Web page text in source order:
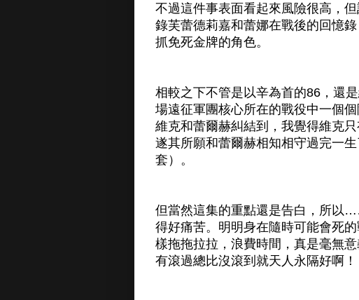
不過這件事表面看起來風險很高，
錄芙蕾德莉嘉和蕾娜在戰後的回憶
抓免死金牌的角色。
相較之下不管是以辛為首的86，還
場遠征軍團核心所在的戰役中一個
維克和蕾爾赫糾結到，我覺得維克
遂其所願和蕾爾赫相知相守過完一
套）。
但當然這集的重點還是告白，所以
得好痛苦。明明身在隨時可能會死
樣拖拖拉拉，浪費時間，真是毫無
有滾過總比沒滾到就天人永隔好啊